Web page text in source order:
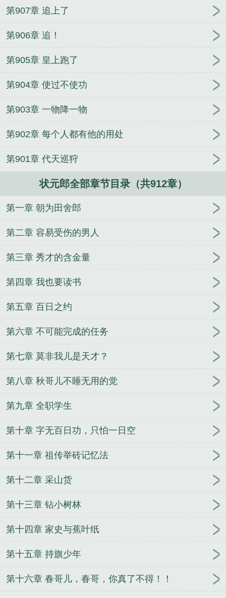
第907章 追上了
第906章 追！
第905章 皇上跑了
第904章 使过不使功
第903章 一物降一物
第902章 每个人都有他的用处
第901章 代天巡狩
状元郎全部章节目录（共912章）
第一章 朝为田舍郎
第二章 容易受伤的男人
第三章 秀才的含金量
第四章 我也要读书
第五章 百日之约
第六章 不可能完成的任务
第七章 莫非我儿是天才？
第八章 秋哥儿不睡无用的觉
第九章 全职学生
第十章 字无百日功，只怕一日空
第十一章 祖传举砖记忆法
第十二章 采山货
第十三章 钻小树林
第十四章 家史与蕉叶纸
第十五章 持旗少年
第十六章 春哥儿，春哥，你真了不得！！